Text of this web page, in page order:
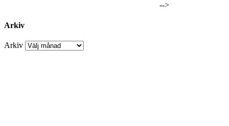
-->
Arkiv
Arkiv